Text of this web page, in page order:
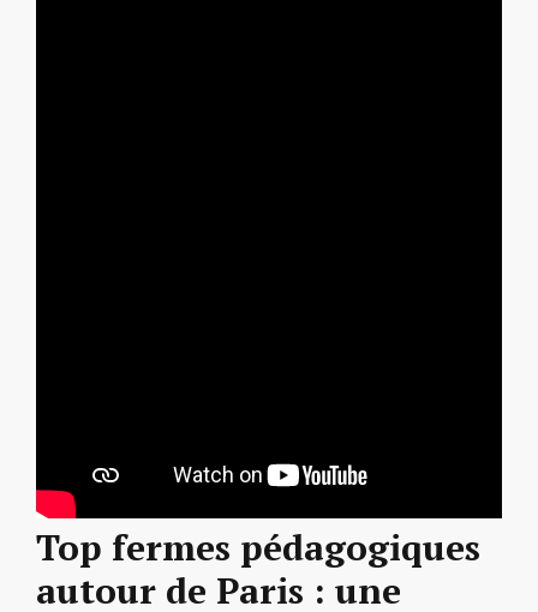
Top fermes pédagogiques
autour de Paris : une